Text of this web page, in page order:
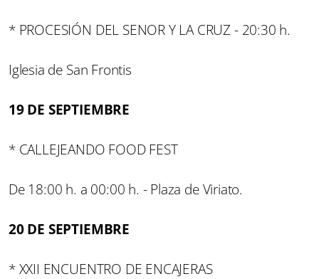
* PROCESIÓN DEL SENOR Y LA CRUZ - 20:30 h.
Iglesia de San Frontis
19 DE SEPTIEMBRE
* CALLEJEANDO FOOD FEST
De 18:00 h. a 00:00 h. - Plaza de Viriato.
20 DE SEPTIEMBRE
* XXII ENCUENTRO DE ENCAJERAS